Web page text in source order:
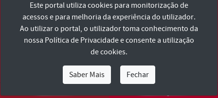
Este portal utiliza cookies para monitorização de
acessos e para melhoria da experiência do utilizador.
Ao utilizar o portal, o utilizador toma conhecimento da
nossa Política de Privacidadee consente a utilização
de cookies.
Saber Mais Fechar